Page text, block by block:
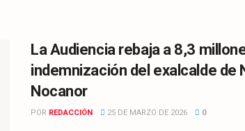
La Audiencia rebaja a 8,3
indemnización del exalcalde de
Nocanor
POR REDACCIÓN 25 DE MARZO DE 2026 0